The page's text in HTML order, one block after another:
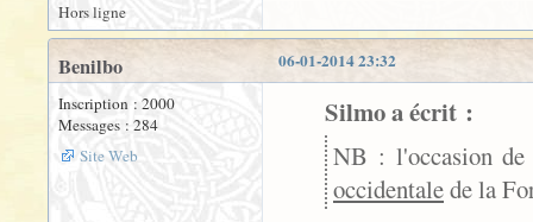
Hors ligne
06-01-2014 23:32
Benilbo
Inscription : 2000
Messages : 284
Site Web
Silmo a écrit :
NB : l'occasion
occidentalede la